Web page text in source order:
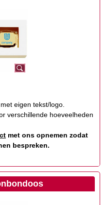
eigen tekst/logo.
verschillende hoeveelheden
met ons opnemen zodat
bespreken.